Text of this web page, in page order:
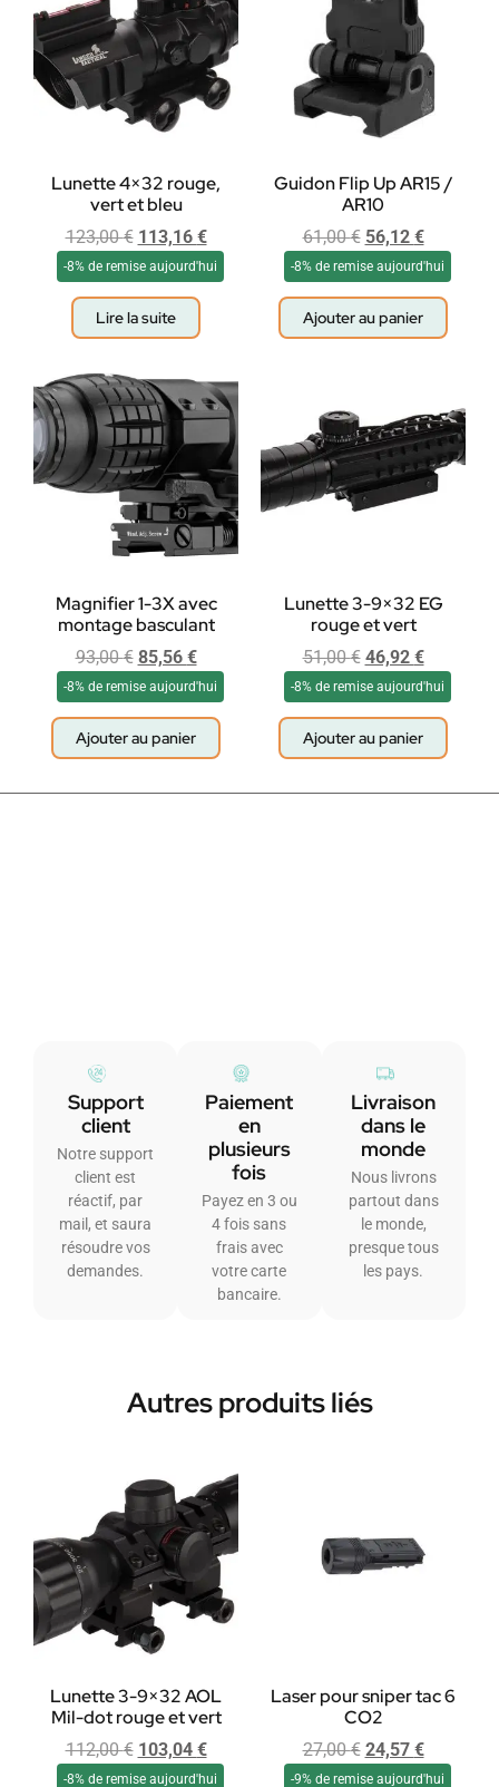
Lunette 4×32 rouge,
vert et bleu
123,00€ 113,16 €
-8% de remise aujourd'hui
Lire la suite
Guidon Flip Up AR15 /
AR10
61,00€ 56,12 €
-8% de remise aujourd'hui
Ajouter au panier
Magnifier 1-3X avec
montage basculant
93,00€ 85,56 €
-8% de remise aujourd'hui
Ajouter au panier
Lunette 3-9×32 EG
rouge et vert
51,00€ 46,92 €
-8% de remise aujourd'hui
Ajouter au panier
Support
client
Notre support
client est
réactif, par
mail, et saura
résoudre vos
demandes.
Paiement
en
plusieurs
fois
Payez en 3 ou
4 fois sans
frais avec
votre carte
bancaire.
Livraison
dans le
monde
Nous livrons
partout dans
le monde,
presque tous
les pays.
Autres produits liés
Lunette 3-9×32 AOL
Mil-dot rouge et vert
112,00€ 103,04 €
-8% de remise aujourd'hui
Laser pour sniper tac 6
CO2
27,00€ 24,57 €
-9% de remise aujourd'hui